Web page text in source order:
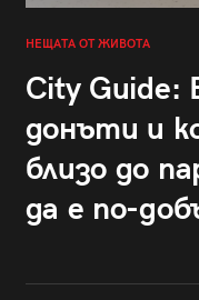
НЕЩАТА ОТ ЖИВОТА
City Guide:
донъти и
близо до
да е по-